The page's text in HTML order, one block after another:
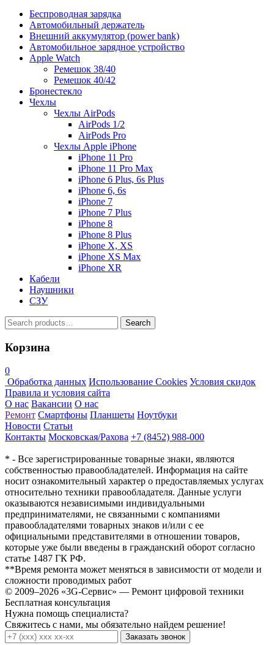
Беспроводная зарядка
Автомобильный держатель
Внешний аккумулятор (power bank)
Автомобильное зарядное устройство
Apple Watch
Ремешок 38/40
Ремешок 40/42
Бронестекло
Чехлы
Чехлы AirPods
AirPods 1/2
AirPods Pro
Чехлы Apple iPhone
iPhone 11 Pro
iPhone 11 Pro Max
iPhone 6 Plus, 6s Plus
iPhone 6, 6s
iPhone 7
iPhone 7 Plus
iPhone 8
iPhone 8 Plus
iPhone X, XS
iPhone XS Max
iPhone XR
Кабели
Наушники
СЗУ
Search
for:
Search
Корзина
0
Обработка данных Использование Cookies Условия скидок
Правила и условия сайта
О нас Вакансии О нас
Ремонт Смартфоны Планшеты Ноутбуки
Новости Статьи
Контакты Московская/Рахова +7 (8452) 988-000
* - Все зарегистрированные товарные знаки, являются
собственностью правообладателей. Информация на сайте
носит ознакомительный характер о предоставляемых услугах
относительно техники правообладателя. Данные услуги
оказываются независимыми индивидуальными
предпринимателями, не связанными с компаниями
правообладателями товарных знаков и/или с ее
официальными представителями в отношении товаров,
которые уже были введены в гражданский оборот согласно
статье 1487 ГК РФ.
**Время ремонта может меняться в зависимости от модели и
сложности проводимых работ
© 2009–2026 «3G-Сервис» — Ремонт цифровой техники
Бесплатная консультация
Нужна помощь специалиста?
Свяжитесь с нами, мы обязательно найдем решение!
Заказать звонок